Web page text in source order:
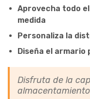
Aprovecha todo
medida
Personaliza la
Diseña el
Disfruta de la
almacentamiento